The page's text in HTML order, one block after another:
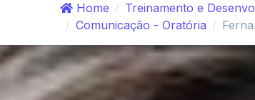
Home Treinamento e
Comunicação - Oratória